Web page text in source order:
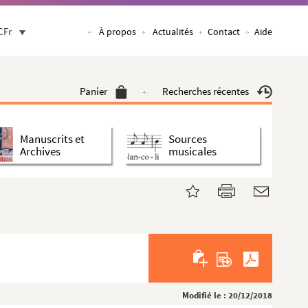
À propos Actualités Contact Aide
Panier Recherches récentes
Manuscrits et
Archives
Sources
musicales
Modifié le : 20/12/2018